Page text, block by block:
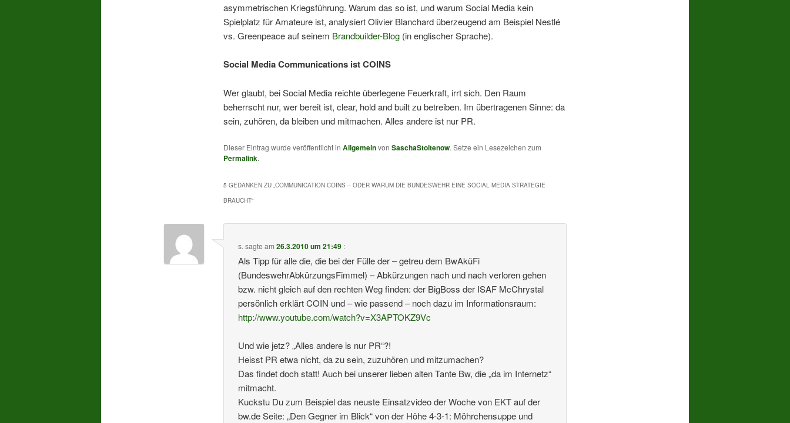
asymmetrischen Kriegsführung. Warum das so ist, und warum Social Media kein
Spielplatz für Amateure ist, analysiert Olivier Blanchard überzeugend am Beispiel Nestlé
vs. Greenpeace auf seinem Brandbuilder-Blog(in englischer Sprache).
Social Media Communications ist COINS
Wer glaubt, bei Social Media reichte überlegene Feuerkraft, irrt sich. Den Raum
beherrscht nur, wer bereit ist, clear, hold and built zu betreiben. Im übertragenen Sinne: da
sein, zuhören, da bleiben und mitmachen. Alles andere ist nur PR.
Dieser Eintrag wurde veröffentlicht in Allgemeinvon SaschaStoltenow. Setze ein Lesezeichen zum
Permalink.
5 GEDANKEN ZU „COMMUNICATION COINS – ODER WARUM DIE BUNDESWEHR EINE SOCIAL MEDIA STRATEGIE
BRAUCHT“
s. sagte am26.3.2010 um 21:49 :
Als Tipp für alle die, die bei der Fülle der – getreu dem BwAküFi
(BundeswehrAbkürzungsFimmel) – Abkürzungen nach und nach verloren gehen
bzw. nicht gleich auf den rechten Weg finden: der BigBoss der ISAF McChrystal
persönlich erklärt COIN und – wie passend – noch dazu im Informationsraum:
http://www.youtube.com/watch?v=X3APTOKZ9Vc
Und wie jetz? „Alles andere is nur PR“?!
Heisst PR etwa nicht, da zu sein, zuzuhören und mitzumachen?
Das findet doch statt! Auch bei unserer lieben alten Tante Bw, die „da im Internetz“
mitmacht.
Kuckstu Du zum Beispiel das neuste Einsatzvideo der Woche von EKT auf der
bw.de Seite: „Den Gegner im Blick“ von der Höhe 4-3-1: Möhrchensuppe und